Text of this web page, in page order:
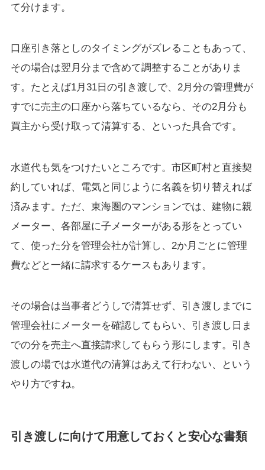
て分けます。
口座引き落としのタイミングがズレることもあって、
その場合は翌月分まで含めて調整することがありま
す。たとえば1月31日の引き渡しで、2月分の管理費が
すでに売主の口座から落ちているなら、その2月分も
買主から受け取って清算する、といった具合です。
水道代も気をつけたいところです。市区町村と直接契
約していれば、電気と同じように名義を切り替えれば
済みます。ただ、東海圏のマンションでは、建物に親
メーター、各部屋に子メーターがある形をとってい
て、使った分を管理会社が計算し、2か月ごとに管理
費などと一緒に請求するケースもあります。
その場合は当事者どうしで清算せず、引き渡しまでに
管理会社にメーターを確認してもらい、引き渡し日ま
での分を売主へ直接請求してもらう形にします。引き
渡しの場では水道代の清算はあえて行わない、という
やり方ですね。
引き渡しに向けて用意しておくと安心な書類